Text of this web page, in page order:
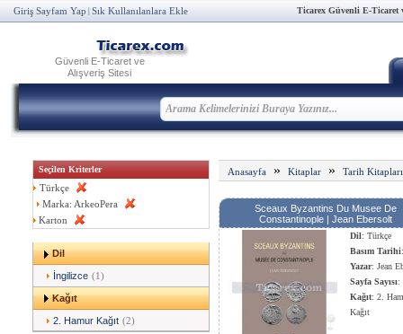
Giriş Sayfam Yap Sık Kullanılanlara Ekle Ticarex Güvenli E-Ticaret
Güvenli E-Ticaret ve
Alışveriş Sitesi
Seçilen Kriterler
Türkçe
Marka: ArkeoPera
Karton
Dil
İngilizce (1)
Kağıt
2. Hamur Kağıt (2)
Anasayfa » Kitaplar » Tarih Kitapları
Sceaux Byzantins Du Musee De
Constantinople | Jean Ebersolt
Dil: Türkçe
Basım Tarihi
Yazar: Jean
Sayfa Sayısı:
Kağıt: 2.
Kağıt